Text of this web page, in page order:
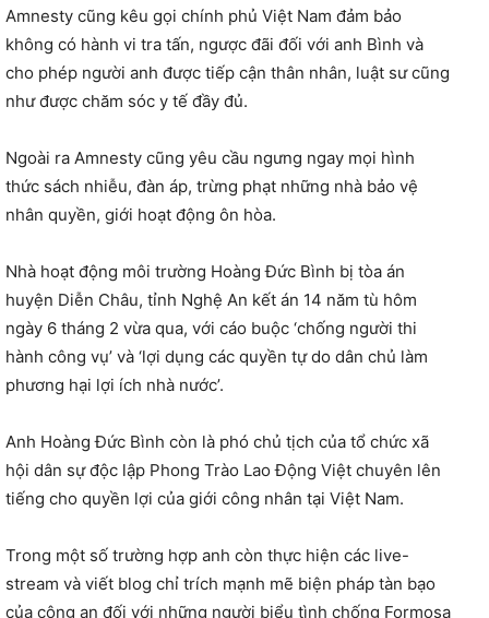
Amnesty cũng kêu gọi chính phủ Việt Nam đảm bảo
không có hành vi tra tấn, ngược đãi đối với anh Bình và
cho phép người anh được tiếp cận thân nhân, luật sư cũng
như được chăm sóc y tế đầy đủ.
Ngoài ra Amnesty cũng yêu cầu ngưng ngay mọi hình
thức sách nhiễu, đàn áp, trừng phạt những nhà bảo vệ
nhân quyền, giới hoạt động ôn hòa.
Nhà hoạt động môi trường Hoàng Đức Bình bị tòa án
huyện Diễn Châu, tỉnh Nghệ An kết án 14 năm tù hôm
ngày 6 tháng 2 vừa qua, với cáo buộc ‘chống người thi
hành công vụ’ và ‘lợi dụng các quyền tự do dân chủ làm
phương hại lợi ích nhà nước’.
Anh Hoàng Đức Bình còn là phó chủ tịch của tổ chức xã
hội dân sự độc lập Phong Trào Lao Động Việt chuyên lên
tiếng cho quyền lợi của giới công nhân tại Việt Nam.
Trong một số trường hợp anh còn thực hiện các live-
stream và viết blog chỉ trích mạnh mẽ biện pháp tàn bạo
của công an đối với những người biểu tình chống Formosa